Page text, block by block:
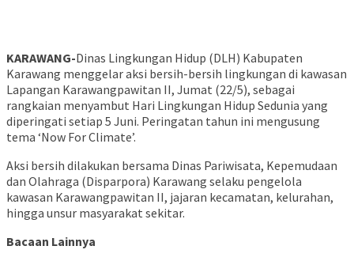
KARAWANG-Dinas Lingkungan Hidup (DLH) Kabupaten
Karawang menggelar aksi bersih-bersih lingkungan di kawasan
Lapangan Karawangpawitan II, Jumat (22/5), sebagai
rangkaian menyambut Hari Lingkungan Hidup Sedunia yang
diperingati setiap 5 Juni. Peringatan tahun ini mengusung
tema ‘Now For Climate’.
Aksi bersih dilakukan bersama Dinas Pariwisata, Kepemudaan
dan Olahraga (Disparpora) Karawang selaku pengelola
kawasan Karawangpawitan II, jajaran kecamatan, kelurahan,
hingga unsur masyarakat sekitar.
Bacaan Lainnya